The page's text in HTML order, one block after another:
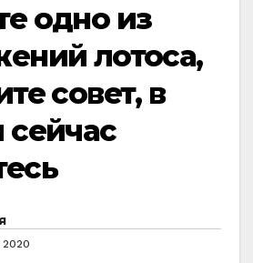
одно из
лотоса,
совет, в
сейчас